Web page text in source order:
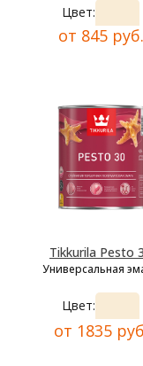
Цвет:
от 845 руб.
Tikkurila Pesto
Универсальная
Цвет:
от 1835